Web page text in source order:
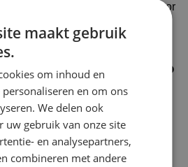
de branche staan wij garant voor
diensten op het gebied van
voor ons?
door ervaren loodgieters
en merken
maatwerkoplossingen
maakt gebruik
om inhoud en
en om ons
We delen ook
uw gebruik van onze site
en analysepartners,
combineren met andere